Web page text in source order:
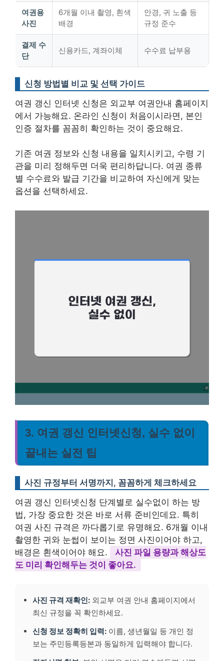
여권용
사진
6개월 이내 촬영, 흰색
배경
안경, 귀 노출 등
규정 준수
결제 수
단
신용카드, 계좌이체 수수료 납부용
신청 방법별 비교 및 선택 가이드
여권 갱신 인터넷 신청은 외교부 여권안내 홈페이지
에서 가능해요. 온라인 신청이 처음이시라면, 본인
인증 절차를 꼼꼼히 확인하는 것이 중요해요.
기존 여권 정보와 신청 내용을 일치시키고, 수령 기
관을 미리 정해두면 더욱 편리하답니다. 여권 종류
별 수수료와 발급 기간을 비교하여 자신에게 맞는
옵션을 선택하세요.
3. 여권 갱신 인터넷신청, 실수 없이
끝내는 실전 팁
사진 규정부터 서명까지, 꼼꼼하게 체크하세요
여권 갱신 인터넷신청 단계별로 실수없이 하는 방
법, 가장 중요한 것은 바로 서류 준비인데요. 특히
여권 사진 규격은 까다롭기로 유명해요. 6개월 이내
촬영한 귀와 눈썹이 보이는 정면 사진이어야 하고,
배경은 흰색이어야 해요.
사진 파일 용량과 해상도
도 미리 확인해두는 것이 좋아요.
사진 규격 재확인: 외교부 여권 안내 홈페이지에서
최신 규정을 꼭 확인하세요.
신청 정보 정확히 입력: 이름, 생년월일 등 개인 정
보는 주민등록등본과 동일하게 입력해야 합니다.